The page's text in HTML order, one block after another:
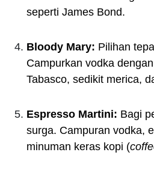
seperti James Bond.
Bloody Mary: Pilihan
Campurkan vodka
Tabasco, sedikit merica,
Espresso Martini: Bagi
surga. Campuran vodka,
minuman keras kopi (